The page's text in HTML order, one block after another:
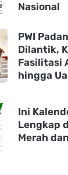
Nasional
PWI
Dilantik,
Fasilitasi
hingga
Ini
Lengkap
Merah